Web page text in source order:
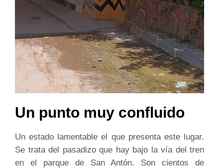
Un punto muy confluido
Un estado lamentable el que presenta este lugar.
Se trata del pasadizo que hay bajo la vía del tren
en el parque de San Antón. Son cientos de